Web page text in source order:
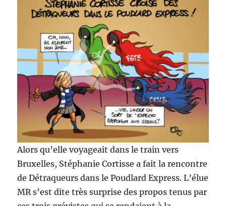
Alors qu’elle voyageait dans le train vers
Bruxelles, Stéphanie Cortisse a fait la rencontre
de Détraqueurs dans le Poudlard Express. L’élue
MR s’est dite très surprise des propos tenus par